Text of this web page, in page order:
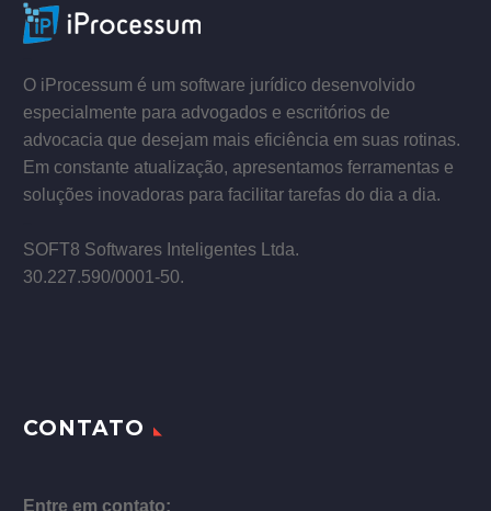
O iProcessum é um software jurídico desenvolvido
especialmente para advogados e escritórios de
advocacia que desejam mais eficiência em suas rotinas.
Em constante atualização, apresentamos ferramentas e
soluções inovadoras para facilitar tarefas do dia a dia.
SOFT8 Softwares Inteligentes Ltda.
30.227.590/0001­-50.
CONTATO
Entre em contato: